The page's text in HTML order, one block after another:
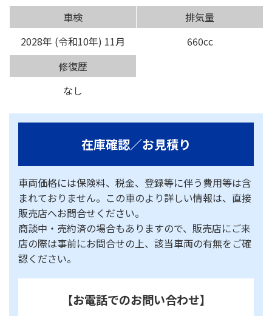
車検
2028年 (令和10年) 11月
排気量
660cc
修復歴
なし
在庫確認／お見積り
車両価格には保険料、税金、登録等に伴う費用等は含
まれておりません。この車のより詳しい情報は、直接
販売店へお問合せください。
商談中・売約済の場合もありますので、販売店にご来
店の際は事前にお問合せの上、該当車両の有無をご確
認ください。
【お電話でのお問い合わせ】